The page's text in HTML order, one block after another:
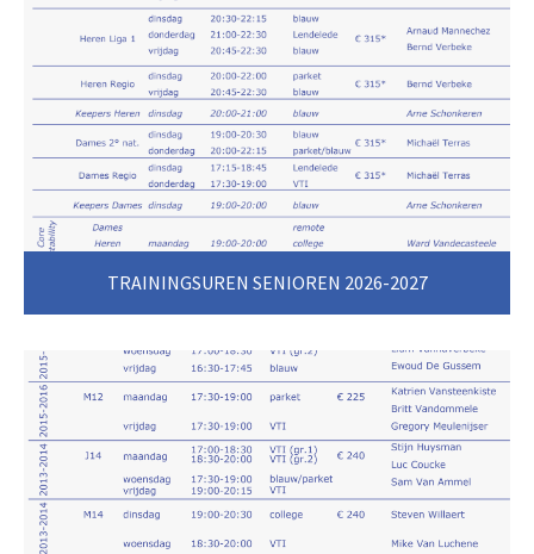
jeugdproducten zal doorstromen en we verwelkomen
volgende nieuwe spelers: Pierre Derudder, Bas
Verhoeven, Marvin Ouattara, Seth André, Maixent
Eveillard, Adrien Voglaire en Anzilani Housseine.
Volgend seizoen kunnen jullie dus opnieuw rekenen
op Blue-White-Dynamite!
Noteer alvast in jullie agenda de eerste thuismatch
op zaterdag 5 september (20u15) tegen Royal
FloraHolland HV Aalsmeer.
TRAININGSUREN SENIOREN 2026-2027